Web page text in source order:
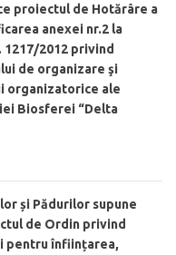
proiectul de Hotărâre a
anexei nr.2 la
2012 privind
de organizare şi
organizatorice ale
Biosferei “Delta
și Pădurilor supune
de Ordin privind
pentru înființarea,